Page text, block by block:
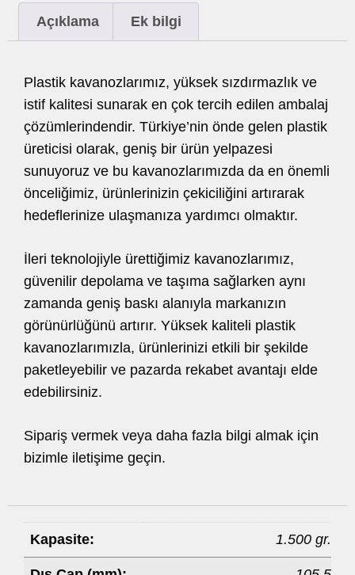
Açıklama Ek bilgi
Plastik kavanozlarımız, yüksek sızdırmazlık ve
istif kalitesi sunarak en çok tercih edilen ambalaj
çözümlerindendir. Türkiye’nin önde gelen plastik
üreticisi olarak, geniş bir ürün yelpazesi
sunuyoruz ve bu kavanozlarımızda da en önemli
önceliğimiz, ürünlerinizin çekiciliğini artırarak
hedeflerinize ulaşmanıza yardımcı olmaktır.
İleri teknolojiyle ürettiğimiz kavanozlarımız,
güvenilir depolama ve taşıma sağlarken aynı
zamanda geniş baskı alanıyla markanızın
görünürlüğünü artırır. Yüksek kaliteli plastik
kavanozlarımızla, ürünlerinizi etkili bir şekilde
paketleyebilir ve pazarda rekabet avantajı elde
edebilirsiniz.
Sipariş vermek veya daha fazla bilgi almak için
bizimle iletişime geçin.
Kapasite: 1.500 gr.